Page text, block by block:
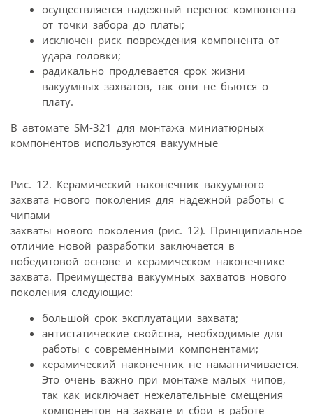
осуществляется надежный перенос компонента
от точки забора до платы;
исключен риск повреждения компонента от
удара головки;
радикально продлевается срок жизни
вакуумных захватов, так они не бьются о
плату.
В автомате SM-321 для монтажа миниатюрных
компонентов используются вакуумные
Рис. 12. Керамический наконечник вакуумного
захвата нового поколения для надежной работы с
чипами
захваты нового поколения (рис. 12). Принципиальное
отличие новой разработки заключается в
победитовой основе и керамическом наконечнике
захвата. Преимущества вакуумных захватов нового
поколения следующие:
большой срок эксплуатации захвата;
антистатические свойства, необходимые для
работы с современными компонентами;
керамический наконечник не намагничивается.
Это очень важно при монтаже малых чипов,
так как исключает нежелательные смещения
компонентов на захвате и сбои в работе